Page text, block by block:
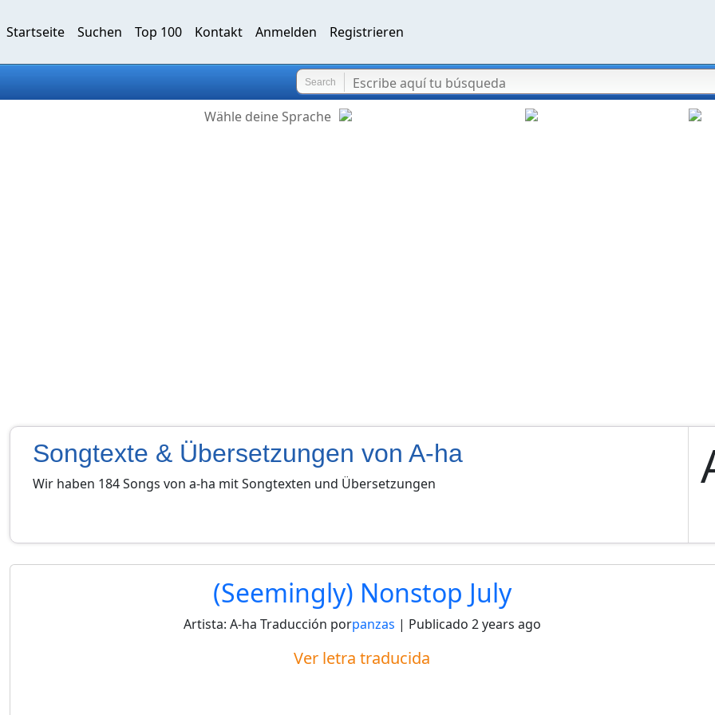
Startseite Suchen Top 100 Kontakt Anmelden Registrieren
Search
Wähle deine Sprache
Songtexte & Übersetzungen von A-ha
Wir haben 184 Songs von a-ha mit Songtexten und Übersetzungen
(Seemingly) Nonstop July
Artista: A-ha Traducción porpanzas | Publicado 2 years ago
Ver letra traducida